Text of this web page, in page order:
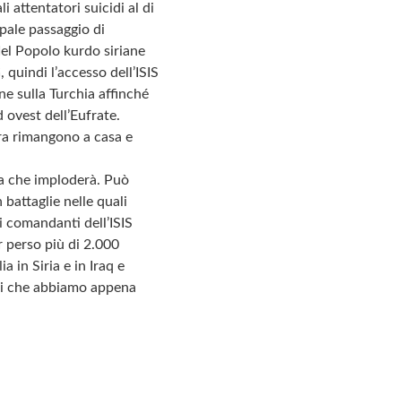
attentatori suicidi al di
passaggio di
Popolo kurdo siriane
l’accesso dell’ISIS
sulla Turchia affinché
dell’Eufrate.
rimangono a casa e
che imploderà. Può
battaglie nelle quali
dell’ISIS
perso più di 2.000
in Siria e in Iraq e
abbiamo appena